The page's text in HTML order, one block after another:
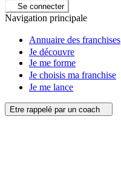
Se connecter
Navigation principale
Annuaire des franchises
Je découvre
Je me forme
Je choisis ma franchise
Je me lance
Etre rappelé par un coach